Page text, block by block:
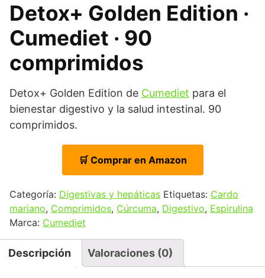
Detox+ Golden Edition ·
Cumediet · 90
comprimidos
Detox+ Golden Edition de Cumediet para el
bienestar digestivo y la salud intestinal. 90
comprimidos.
🛒 Comprar en Amazon
Categoría: Digestivas y hepáticas Etiquetas: Cardo
mariano, Comprimidos, Cúrcuma, Digestivo, Espirulina
Marca: Cumediet
Descripción Valoraciones (0)